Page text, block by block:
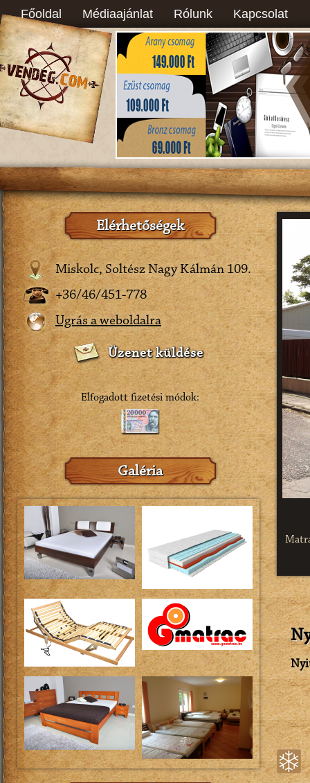
Főoldal Médiaajánlat Rólunk Kapcsolat
Elérhetőségek
Miskolc, Soltész Nagy Kálmán 109.
+36/46/451-778
Ugrás a weboldalra
Üzenet küldése
Elfogadott fizetési módok:
Galéria